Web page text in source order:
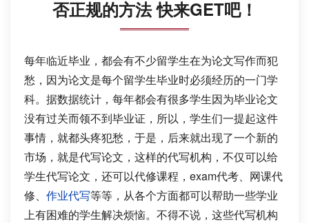
否正规的方法 快来GET吧！
每年临近毕业，都会有不少留学生在为论文写作而犯
愁，因为论文是每个留学生毕业时必须经历的一门学
科。据数据统计，每年都会有很多学生因为毕业论文
没有过关而领不到毕业证，所以，学生们一提起这件
事情，就都头疼犯愁，于是，后来就出现了一个新的
市场，就是代写论文，这样的代写机构，不仅可以给
学生代写论文，还可以代修课程，exam代考、网课代
修、 作业代写等等，从各个方面都可以帮助一些学业
上有困难的学生解决烦恼。不得不说，这些代写机构